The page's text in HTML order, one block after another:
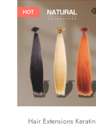
HOT
Hair Extensions Keratin